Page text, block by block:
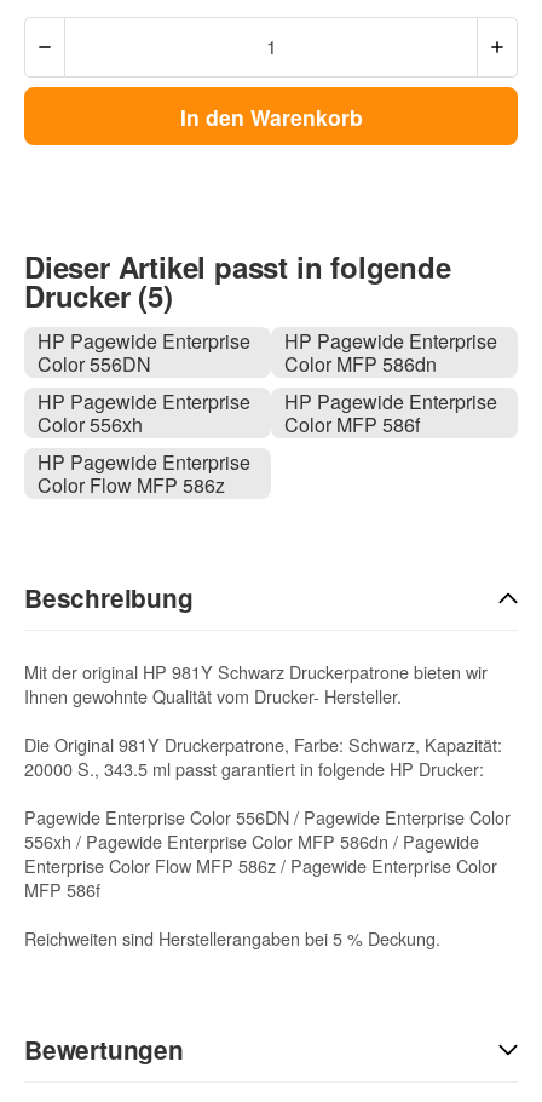
In den Warenkorb
Dieser Artikel passt in folgende
Drucker (5)
HP Pagewide Enterprise
Color 556DN
HP Pagewide Enterprise
Color 556xh
HP Pagewide Enterprise
Color Flow MFP 586z
HP Pagewide Enterprise
Color MFP 586dn
HP Pagewide Enterprise
Color MFP 586f
Beschreibung
Mit der original HP 981Y Schwarz Druckerpatrone bieten wir
Ihnen gewohnte Qualität vom Drucker- Hersteller.
Die Original 981Y Druckerpatrone, Farbe: Schwarz, Kapazität:
20000 S., 343.5 ml passt garantiert in folgende HP Drucker:
Pagewide Enterprise Color 556DN / Pagewide Enterprise Color
556xh / Pagewide Enterprise Color MFP 586dn / Pagewide
Enterprise Color Flow MFP 586z / Pagewide Enterprise Color
MFP 586f
Reichweiten sind Herstellerangaben bei 5 % Deckung.
Bewertungen